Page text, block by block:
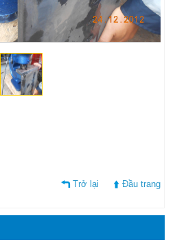
Trở lại
Đầu trang